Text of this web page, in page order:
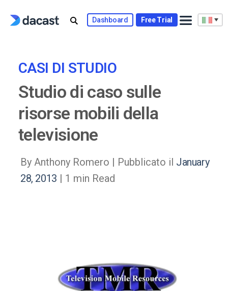
Dashboard Free Trial
CASI DI STUDIO
Studio di caso sulle
risorse mobili della
televisione
By Anthony Romero | Pubblicato il January
28, 2013 | 1 min Read